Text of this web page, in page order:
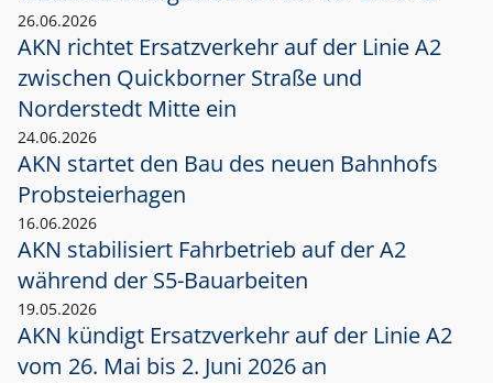
26.06.2026
AKN richtet Ersatzverkehr auf der Linie A2
zwischen Quickborner Straße und
Norderstedt Mitte ein
24.06.2026
AKN startet den Bau des neuen Bahnhofs
Probsteierhagen
16.06.2026
AKN stabilisiert Fahrbetrieb auf der A2
während der S5-Bauarbeiten
19.05.2026
AKN kündigt Ersatzverkehr auf der Linie A2
vom 26. Mai bis 2. Juni 2026 an